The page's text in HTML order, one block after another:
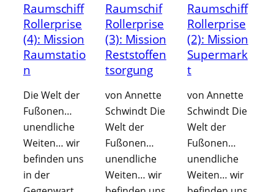
Raumschiff
Rollerprise
(4): Mission
Raumstatio
n
Die Welt der
Fußonen…
unendliche
Weiten… wir
befinden uns
in der
Raumschif
Rollerprise
(3): Mission
Reststoffen
tsorgung
von Annette
Schwindt Die
Welt der
Fußonen…
unendliche
Weiten… wir
Raumschiff
Rollerprise
(2): Mission
Supermark
t
von Annette
Schwindt Die
Welt der
Fußonen…
unendliche
Weiten… wir